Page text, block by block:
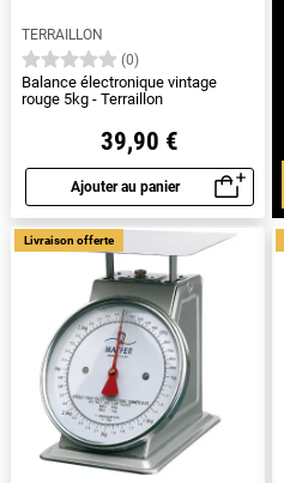
TERRAILLON
(0)
Balance électronique vintage
rouge 5kg - Terraillon
39,90 €
Ajouter au panier
Aperçu rapide
Livraison offerte